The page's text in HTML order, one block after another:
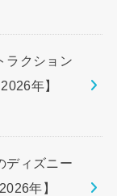
ラクション
年】
ディズニー
年】